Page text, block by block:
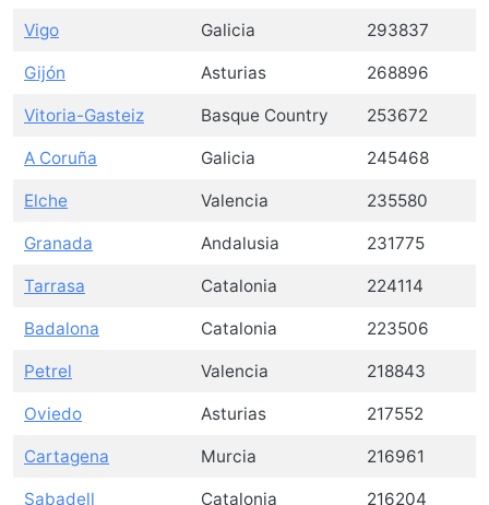
Vigo Galicia 293837
Gijón Asturias 268896
Vitoria-Gasteiz Basque Country 253672
A Coruña Galicia 245468
Elche Valencia 235580
Granada Andalusia 231775
Tarrasa Catalonia 224114
Badalona Catalonia 223506
Petrel Valencia 218843
Oviedo Asturias 217552
Cartagena Murcia 216961
Sabadell Catalonia 216204